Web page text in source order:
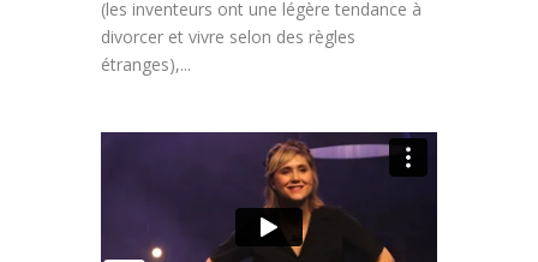
(les inventeurs ont une légère tendance à
divorcer et vivre selon des règles
étranges),...